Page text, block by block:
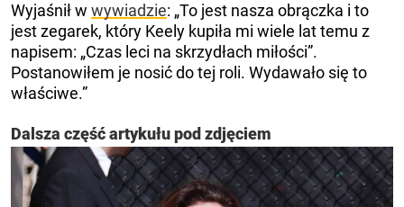
Wyjaśnił w wywiadzie: „To jest nasza obrączka i to
jest zegarek, który Keely kupiła mi wiele lat temu z
napisem: „Czas leci na skrzydłach miłości”.
Postanowiłem je nosić do tej roli. Wydawało się to
właściwe.”
Dalsza część artykułu pod zdjęciem